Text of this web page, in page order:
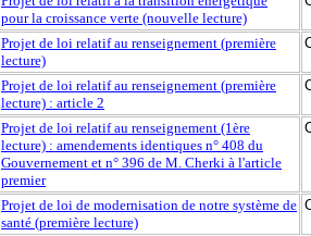
pour la croissance verte (nouvelle lecture)
Projet de loi relatif au renseignement (première
lecture)
Projet de loi relatif au renseignement (première
lecture) : article 2
Projet de loi relatif au renseignement (1ère
lecture) : amendements identiques n° 408 du
Gouvernement et n° 396 de M. Cherki à l'article
premier
Projet de loi de modernisation de notre système de
santé (première lecture)